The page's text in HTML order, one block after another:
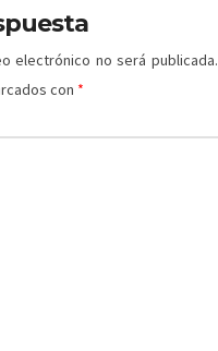
electrónico no será publicada.
con *